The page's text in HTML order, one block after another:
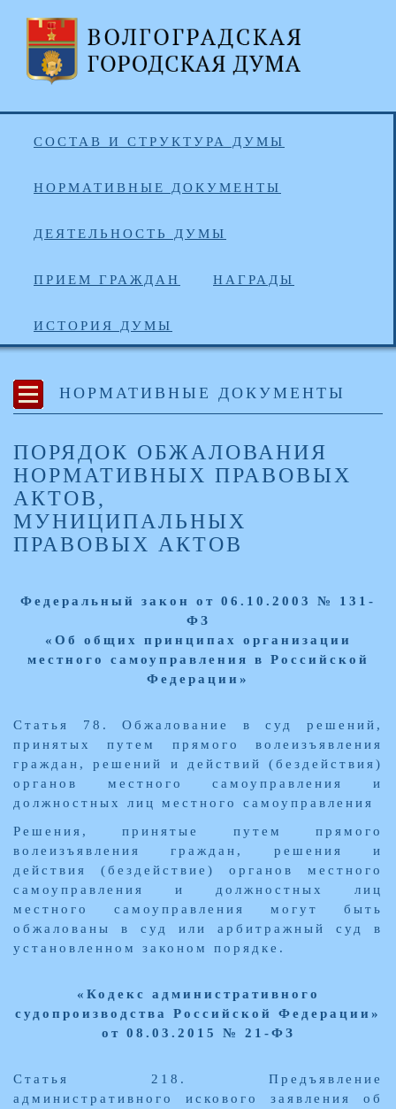
СОСТАВ И СТРУКТУРА ДУМЫ
НОРМАТИВНЫЕ ДОКУМЕНТЫ
ДЕЯТЕЛЬНОСТЬ ДУМЫ
ПРИЕМ ГРАЖДАН НАГРАДЫ
ИСТОРИЯ ДУМЫ
НОРМАТИВНЫЕ ДОКУМЕНТЫ
ПОРЯДОК ОБЖАЛОВАНИЯ
НОРМАТИВНЫХ ПРАВОВЫХ
АКТОВ,
МУНИЦИПАЛЬНЫХ
ПРАВОВЫХ АКТОВ
Федеральный закон от 06.10.2003 № 131-
ФЗ
«Об общих принципах организации
местного самоуправления в Российской
Федерации»
Статья 78. Обжалование в суд решений,
принятых путем прямого волеизъявления
граждан, решений и действий (бездействия)
органов местного самоуправления и
должностных лиц местного самоуправления
Решения, принятые путем прямого
волеизъявления граждан, решения и
действия (бездействие) органов местного
самоуправления и должностных лиц
местного самоуправления могут быть
обжалованы в суд или арбитражный суд в
установленном законом порядке.
«Кодекс административного
судопроизводства Российской Федерации»
от 08.03.2015 № 21-ФЗ
Статья 218. Предъявление
административного искового заявления об